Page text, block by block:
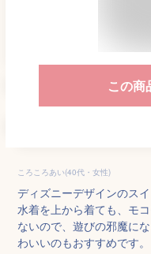
この商
ころころあい(40代・女性)
ディズニーデザインのス
水着を上から着ても、モ
ないので、遊びの邪魔に
わいいのもおすすめです。